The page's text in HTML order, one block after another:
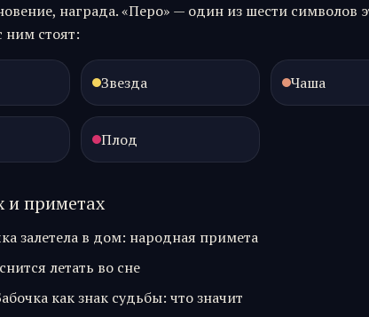
награда.«Перо» — один из шести символов
ним стоят:
Звезда Чаша
Плод
и приметах
залетела в дом: народная примета
летать во сне
как знак судьбы: что значит